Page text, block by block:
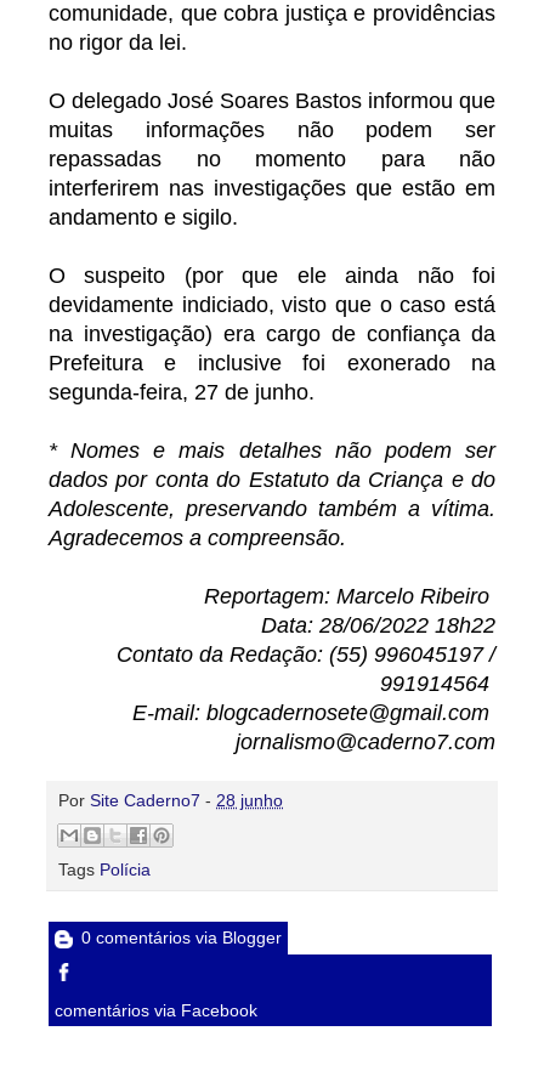
comunidade, que cobra justiça e providências
no rigor da lei.
O delegado José Soares Bastos informou que
muitas informações não podem ser
repassadas no momento para não
interferirem nas investigações que estão em
andamento e sigilo.
O suspeito (por que ele ainda não foi
devidamente indiciado, visto que o caso está
na investigação) era cargo de confiança da
Prefeitura e inclusive foi exonerado na
segunda-feira, 27 de junho.
* Nomes e mais detalhes não podem ser
dados por conta do Estatuto da Criança e do
Adolescente, preservando também a vítima.
Agradecemos a compreensão.
Reportagem: Marcelo Ribeiro
Data: 28/06/2022 18h22
Contato da Redação: (55) 996045197 /
991914564
E-mail: blogcadernosete@gmail.com
jornalismo@caderno7.com
Por Site Caderno7 - 28 junho
Tags Polícia
0 comentários via Blogger
comentários via Facebook